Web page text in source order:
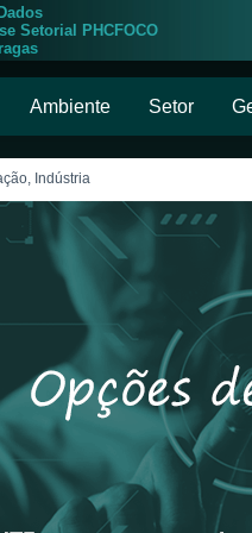
Setorial PHCFOCO
Ambiente Setor
Indústria